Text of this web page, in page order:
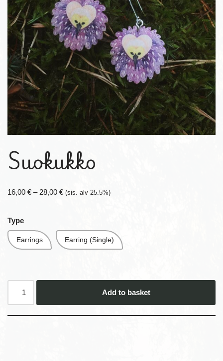
Suokukko
16,00 € – 28,00 € (sis. alv 25.5%)
Type
Earrings Earring (Single)
Add to basket